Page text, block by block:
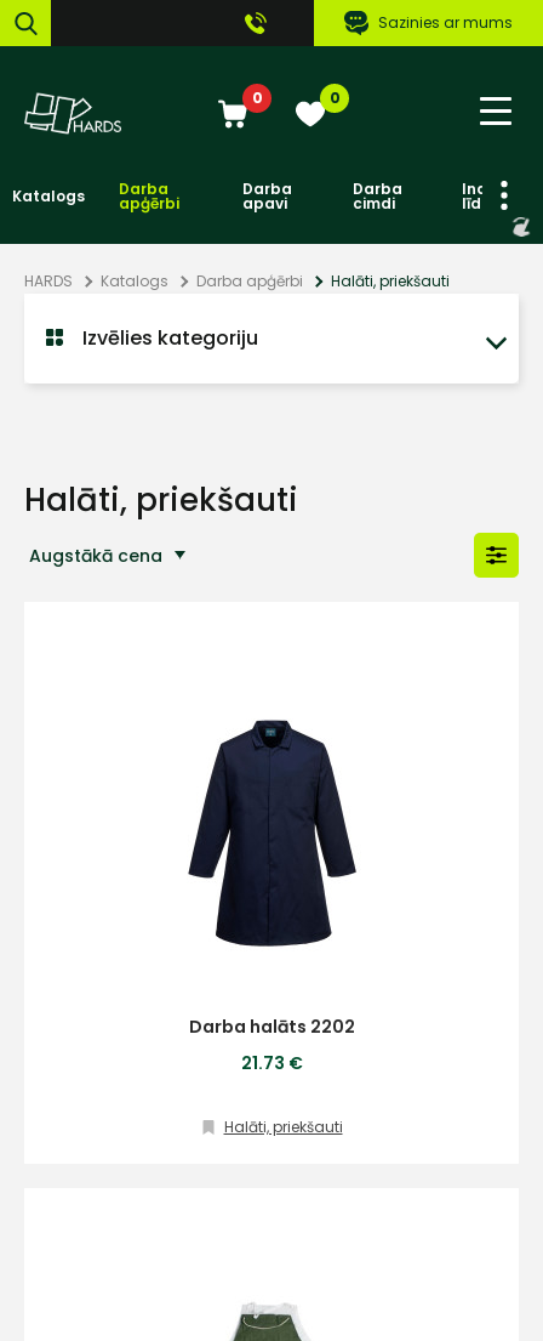
Sazinies ar mums
0 0
Katalogs Darba
apģērbi
Darba
apavi
Darba
cimdi līdzekļi
HARDS Katalogs Darba apģērbi Halāti, priekšauti
Izvēlies kategoriju
Halāti, priekšauti
Augstākā cena
Darba halāts 2202
21.73 €
Halāti, priekšauti